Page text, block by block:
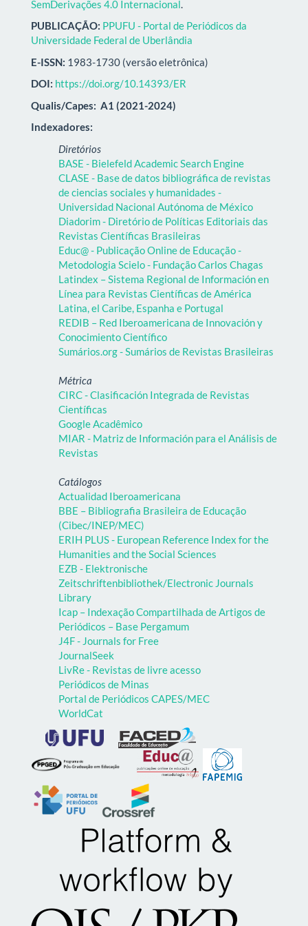
SemDerivações 4.0 Internacional.
PUBLICAÇÃO: PPUFU - Portal de Periódicos da
Universidade Federal de Uberlândia
E-ISSN: 1983-1730 (versão eletrônica)
DOI: https://doi.org/10.14393/ER
Qualis/Capes: A1 (2021-2024)
Indexadores:
Diretórios
BASE - Bielefeld Academic Search Engine
CLASE - Base de datos bibliográfica de revistas
de ciencias sociales y humanidades -
Universidad Nacional Autónoma de México
Diadorim - Diretório de Políticas Editoriais das
Revistas Científicas Brasileiras
Educ@ - Publicação Online de Educação -
Metodologia Scielo - Fundação Carlos Chagas
Latindex – Sistema Regional de Información en
Línea para Revistas Científicas de América
Latina, el Caribe, Espanha e Portugal
REDIB – Red Iberoamericana de Innovación y
Conocimiento Científico
Sumários.org - Sumários de Revistas Brasileiras
Métrica
CIRC - Clasificación Integrada de Revistas
Científicas
Google Acadêmico
MIAR - Matriz de Información para el Análisis de
Revistas
Catálogos
Actualidad Iberoamericana
BBE – Bibliografia Brasileira de Educação
(Cibec/INEP/MEC)
ERIH PLUS - European Reference Index for the
Humanities and the Social Sciences
EZB - Elektronische
Zeitschriftenbibliothek/Electronic Journals
Library
Icap – Indexação Compartilhada de Artigos de
Periódicos – Base Pergamum
J4F - Journals for Free
JournalSeek
LivRe - Revistas de livre acesso
Periódicos de Minas
Portal de Periódicos CAPES/MEC
WorldCat